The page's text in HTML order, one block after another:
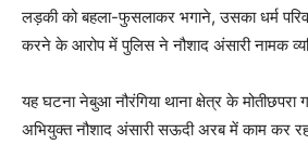
लड़की को बहला-फुसलाकर भगाने, उसका धर्म
करने के आरोप में पुलिस ने नौशाद अंसारी नामक
यह घटना नेबुआ नौरंगिया थाना क्षेत्र के
अभियुक्त नौशाद अंसारी सऊदी अरब में काम कर